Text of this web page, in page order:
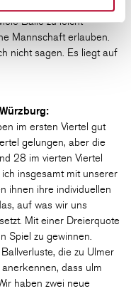
mein bestes BBL-
Bälle zu leicht
Mannschaft erlauben.
nicht sagen. Es liegt auf
im ersten Viertel gut
gelungen, aber die
28 im vierten Viertel
insgesamt mit unserer
ihnen ihre individuellen
auf was wir uns
Mit einer Dreierquote
Spiel zu gewinnen.
die zu Ulmer
dass ulm
haben zwei neue